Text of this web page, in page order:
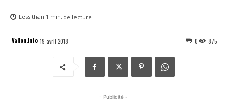
Less than 1 min. de lecture
Vallon.Info19 avril 2018 875
0
- Publicité -